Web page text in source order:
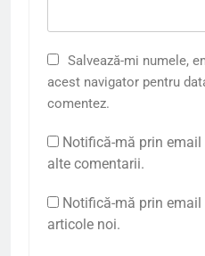
Salvează-mi numele,
acest navigator pentru
comentez.
Notifică-mă prin
alte comentarii.
Notifică-mă prin
articole noi.